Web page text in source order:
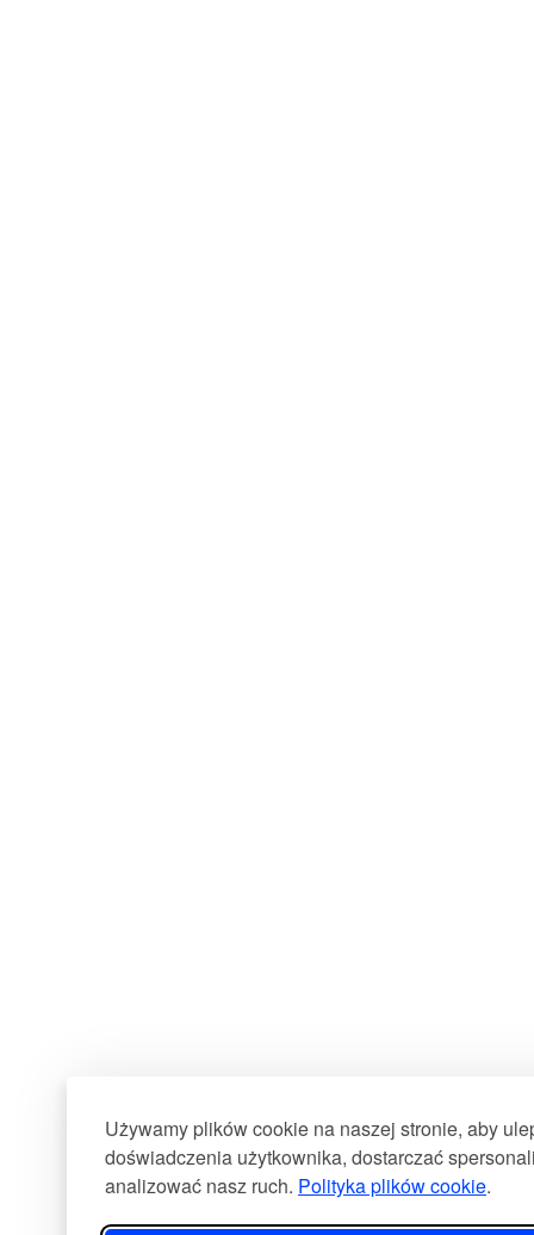
Używamy plików cookie na naszej stronie, aby
doświadczenia użytkownika, dostarczać
analizować nasz ruch. Polityka plików cookie.